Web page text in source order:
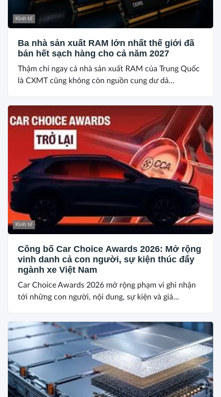
Kinh tế
Ba nhà sản xuất RAM lớn nhất thế giới đã
bán hết sạch hàng cho cả năm 2027
Thậm chí ngay cả nhà sản xuất RAM của Trung Quốc
là CXMT cũng không còn nguồn cung dư dả...
Kinh tế
Công bố Car Choice Awards 2026: Mở rộng
vinh danh cả con người, sự kiện thúc đẩy
ngành xe Việt Nam
Car Choice Awards 2026 mở rộng phạm vi ghi nhận
tới những con người, nội dung, sự kiện và giá...